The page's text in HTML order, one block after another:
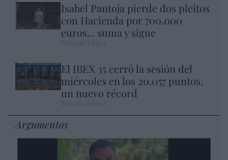
Isabel Pantoja pierde dos pleitos
con Hacienda por 700.000
euros... suma y sigue
El IBEX 35 cerró la sesión del
miércoles en los 20.057 puntos,
un nuevo récord
Argumentos